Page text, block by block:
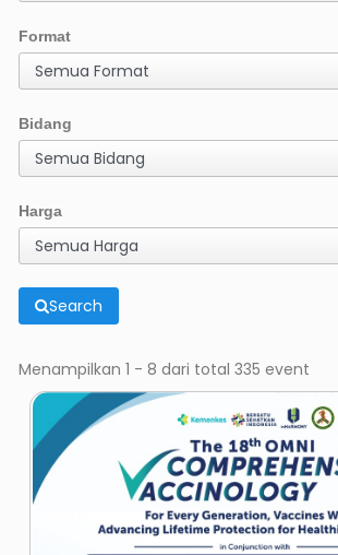
Format
Semua Format
Bidang
Semua Bidang
Harga
Semua Harga
Search
Menampilkan 1 - 8 dari total 335 event